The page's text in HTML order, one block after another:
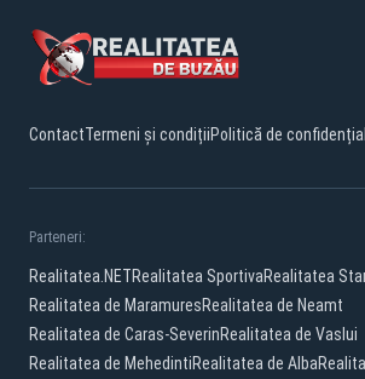
ContactTermeni și condițiiPolitică de
Parteneri:
Realitatea.NETRealitatea SportivaRealitatea
Realitatea de MaramuresRealitatea de Neamt
Realitatea de Caras-SeverinRealitatea de Vaslui
Realitatea de MehedintiRealitatea de Alba